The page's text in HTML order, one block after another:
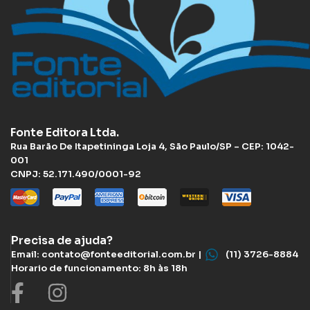
Fonte Editora Ltda.
Rua Barão De Itapetininga Loja 4, São Paulo/SP – CEP: 1042-
001
CNPJ: 52.171.490/0001-92
Precisa de ajuda?
Email: contato@fonteeditorial.com.br |
(11) 3726-8884
Horario de funcionamento: 8h às 18h